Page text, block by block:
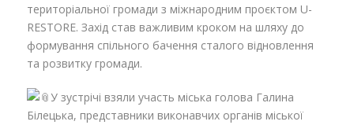
територіальної громади з міжнародним проєктом U-
RESTORE. Захід став важливим кроком на шляху до
формування спільного бачення сталого відновлення
та розвитку громади.
У зустрічі взяли участь міська голова Галина
Білецька, представники виконавчих органів міської